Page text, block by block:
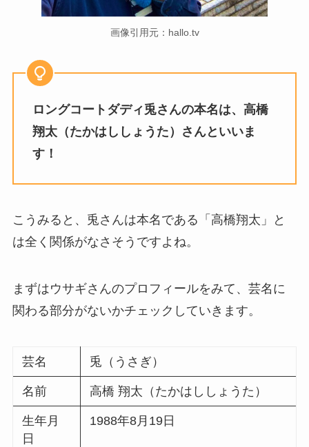
画像引用元：hallo.tv
ロングコートダディ兎さんの本名は、高橋
翔太（たかはししょうた）さんといいま
す！
こうみると、兎さんは本名である「高橋翔太」と
は全く関係がなさそうですよね。
まずはウサギさんのプロフィールをみて、芸名に
関わる部分がないかチェックしていきます。
芸名 兎（うさぎ）
名前 高橋 翔太（たかはししょうた）
生年月
日
1988年8月19日